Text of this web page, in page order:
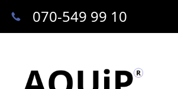
070-549 99 10